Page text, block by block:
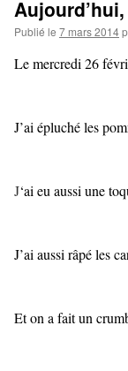
Publié le 7 mars 2014
Le mercredi 26
J’ai épluché les
J‘ai eu aussi une
J’ai aussi râpé les
Et on a fait un